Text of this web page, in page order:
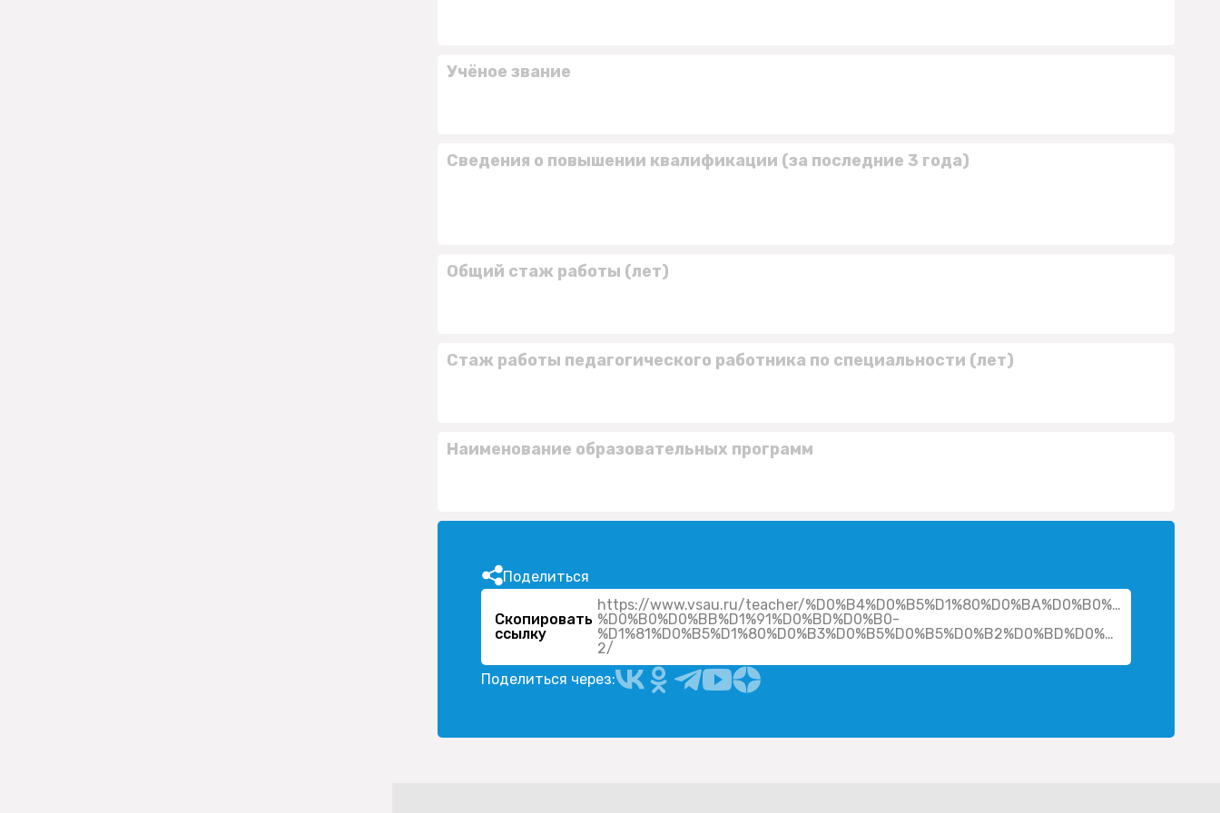
Учёное звание
Сведения о повышении квалификации (за последние 3 года)
Общий стаж работы (лет)
Стаж работы педагогического работника по специальности (лет)
Наименование образовательных программ
Поделиться
Скопировать
ссылку
https://www.vsau.ru/teacher/%D0%B4%D0%B5%D1%80%D0%BA%D0%B0%D1%87-
%D0%B0%D0%BB%D1%91%D0%BD%D0%B0-
%D1%81%D0%B5%D1%80%D0%B3%D0%B5%D0%B5%D0%B2%D0%BD%D0%B0-
2/
Поделиться через: